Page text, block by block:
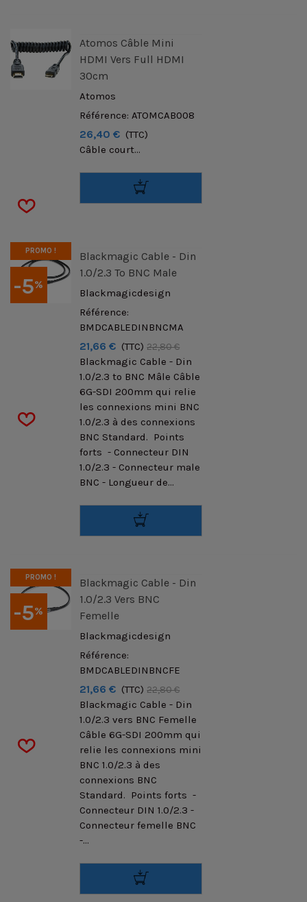
Atomos Câble Mini
HDMI Vers Full HDMI
30cm
Atomos
Référence: ATOMCAB008
26,40 € (TTC)
Câble court...
-5%
PROMO !
Blackmagic Cable - Din
1.0/2.3 To BNC Male
Blackmagicdesign
Référence:
BMDCABLEDINBNCMA
21,66 € (TTC) 22,80 €
Blackmagic Cable - Din
1.0/2.3 to BNC Mâle Câble
6G-SDI 200mm qui relie
les connexions mini BNC
1.0/2.3 à des connexions
BNC Standard. Points
forts - Connecteur DIN
1.0/2.3 - Connecteur male
BNC - Longueur de...
-5%
PROMO !
Blackmagic Cable - Din
1.0/2.3 Vers BNC
Femelle
Blackmagicdesign
Référence:
BMDCABLEDINBNCFE
21,66 € (TTC) 22,80 €
Blackmagic Cable - Din
1.0/2.3 vers BNC Femelle
Câble 6G-SDI 200mm qui
relie les connexions mini
BNC 1.0/2.3 à des
connexions BNC
Standard. Points forts -
Connecteur DIN 1.0/2.3 -
Connecteur femelle BNC
-...